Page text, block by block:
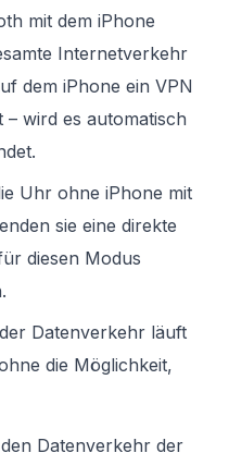
mit dem iPhone
Internetverkehr
dem iPhone ein VPN
wird es automatisch
Uhr ohne iPhone mit
sie eine direkte
diesen Modus
Datenverkehr läuft
die Möglichkeit,
Datenverkehr der